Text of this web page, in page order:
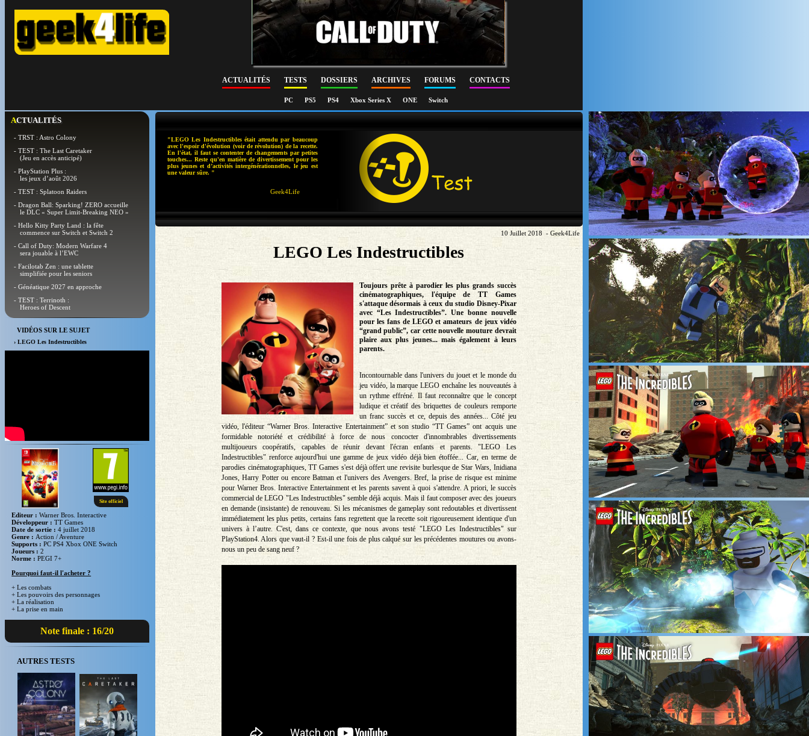
ACTUALITÉS TESTS DOSSIERS ARCHIVES FORUMS CONTACTS
PC PS5 PS4 Xbox Series X ONE Switch
ACTUALITÉS
- TRST : Astro Colony
- TEST : The Last Caretaker
(Jeu en accès anticipé)
- PlayStation Plus :
les jeux d’août 2026
- TEST : Splatoon Raiders
- Dragon Ball: Sparking! ZERO accueille
le DLC « Super Limit-Breaking NEO »
- Hello Kitty Party Land : la fête
commence sur Switch et Switch 2
- Call of Duty: Modern Warfare 4
sera jouable à l’EWC
- Facilotab Zen : une tablette
simplifiée pour les seniors
- Généatique 2027 en approche
- TEST : Terrinoth :
Heroes of Descent
VIDÉOS SUR LE SUJET
› LEGO Les Indestructibles
Site officiel
Editeur :Warner Bros. Interactive
Développeur :TT Games
Date de sortie :4 juillet 2018
Genre : Action / Aventure
Supports :PC PS4 Xbox ONE Switch
Joueurs :2
Norme :PEGI 7+
Pourquoi faut-il l'acheter ?
+ Les combats
+ Les pouvoirs des personnages
+ La réalisation
+ La prise en main
Note finale : 16/20
AUTRES TESTS
"LEGO Les Indestructibles était attendu par beaucoup
avec l'espoir d'évolution (voir de révolution) de la recette.
En l'état, il faut se contenter de changements par petites
touches... Reste qu'en matière de divertissement pour les
plus jeunes et d’activités intergénérationnelles, le jeu est
une valeur sûre. "
Geek4Life
10 Juillet 2018 - Geek4Life
LEGO Les Indestructibles
Toujours prête à parodier les plus grands succès
cinématographiques, l'équipe de TT Games
s'attaque désormais à ceux du studio Disney-Pixar
avec “Les Indestructibles”. Une bonne nouvelle
pour les fans de LEGO et amateurs de jeux vidéo
“grand public”, car cette nouvelle mouture devrait
plaire aux plus jeunes... mais également à leurs
parents.
Incontournable dans l'univers du jouet et le monde du
jeu vidéo, la marque LEGO enchaîne les nouveautés à
un rythme effréné. Il faut reconnaître que le concept
ludique et créatif des briquettes de couleurs remporte
un franc succès et ce, depuis des années... Côté jeu
vidéo, l'éditeur “Warner Bros. Interactive Entertainment” et son studio “TT Games” ont acquis une
formidable notoriété et crédibilité à force de nous concocter d'innombrables divertissements
multijoueurs coopératifs, capables de réunir devant l'écran enfants et parents. "LEGO Les
Indestructibles" renforce aujourd'hui une gamme de jeux vidéo déjà bien étoffée... Car, en terme de
parodies cinématographiques, TT Games s'est déjà offert une revisite burlesque de Star Wars, Inidiana
Jones, Harry Potter ou encore Batman et l'univers des Avengers. Bref, la prise de risque est minime
pour Warner Bros. Interactive Entertainment et les parents savent à quoi s'attendre. A priori, le succès
commercial de LEGO "Les Indestructibles" semble déjà acquis. Mais il faut composer avec des joueurs
en demande (insistante) de renouveau. Si les mécanismes de gameplay sont redoutables et divertissent
immédiatement les plus petits, certains fans regrettent que la recette soit rigoureusement identique d'un
univers à l’autre. C'est, dans ce contexte, que nous avons testé "LEGO Les Indestructibles" sur
PlayStation4. Alors que vaut-il ? Est-il une fois de plus calqué sur les précédentes moutures ou avons-
nous un peu de sang neuf ?